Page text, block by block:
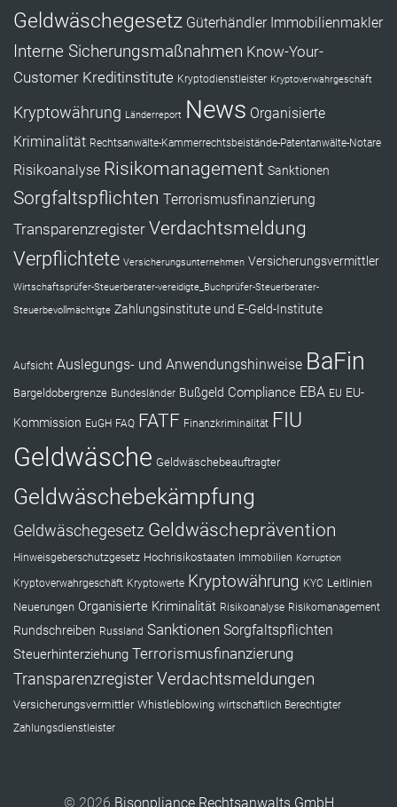
Geldwäschegesetz Güterhändler Immobilienmakler
Interne Sicherungsmaßnahmen Know-Your-
Customer Kreditinstitute Kryptodienstleister Kryptoverwahrgeschäft
Kryptowährung Länderreport News Organisierte
Kriminalität Rechtsanwälte-Kammerrechtsbeistände-Patentanwälte-Notare
Risikoanalyse Risikomanagement Sanktionen
Sorgfaltspflichten Terrorismusfinanzierung
Transparenzregister Verdachtsmeldung
Verpflichtete Versicherungsunternehmen Versicherungsvermittler
Wirtschaftsprüfer-Steuerberater-vereidigte_Buchprüfer-Steuerberater-
Steuerbevollmächtigte Zahlungsinstitute und E-Geld-Institute
Aufsicht Auslegungs- und Anwendungshinweise BaFin
Bargeldobergrenze Bundesländer Bußgeld Compliance EBA EU EU-
Kommission EuGH FAQ FATF Finanzkriminalität FIU
Geldwäsche Geldwäschebeauftragter
Geldwäschebekämpfung
Geldwäschegesetz Geldwäscheprävention
Hinweisgeberschutzgesetz Hochrisikostaaten Immobilien Korruption
Kryptoverwahrgeschäft Kryptowerte Kryptowährung KYC Leitlinien
Neuerungen Organisierte Kriminalität Risikoanalyse Risikomanagement
Rundschreiben Russland Sanktionen Sorgfaltspflichten
Steuerhinterziehung Terrorismusfinanzierung
TransparenzregisterVerdachtsmeldungen
Versicherungsvermittler Whistleblowing wirtschaftlich Berechtigter
Zahlungsdienstleister
© 2026 Bisonpliance Rechtsanwalts GmbH